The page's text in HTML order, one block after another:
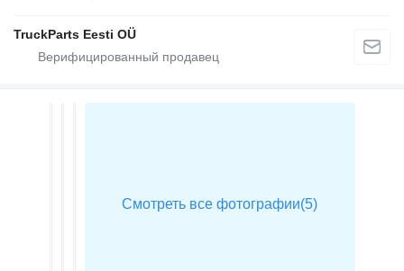
TruckParts Eesti OÜ